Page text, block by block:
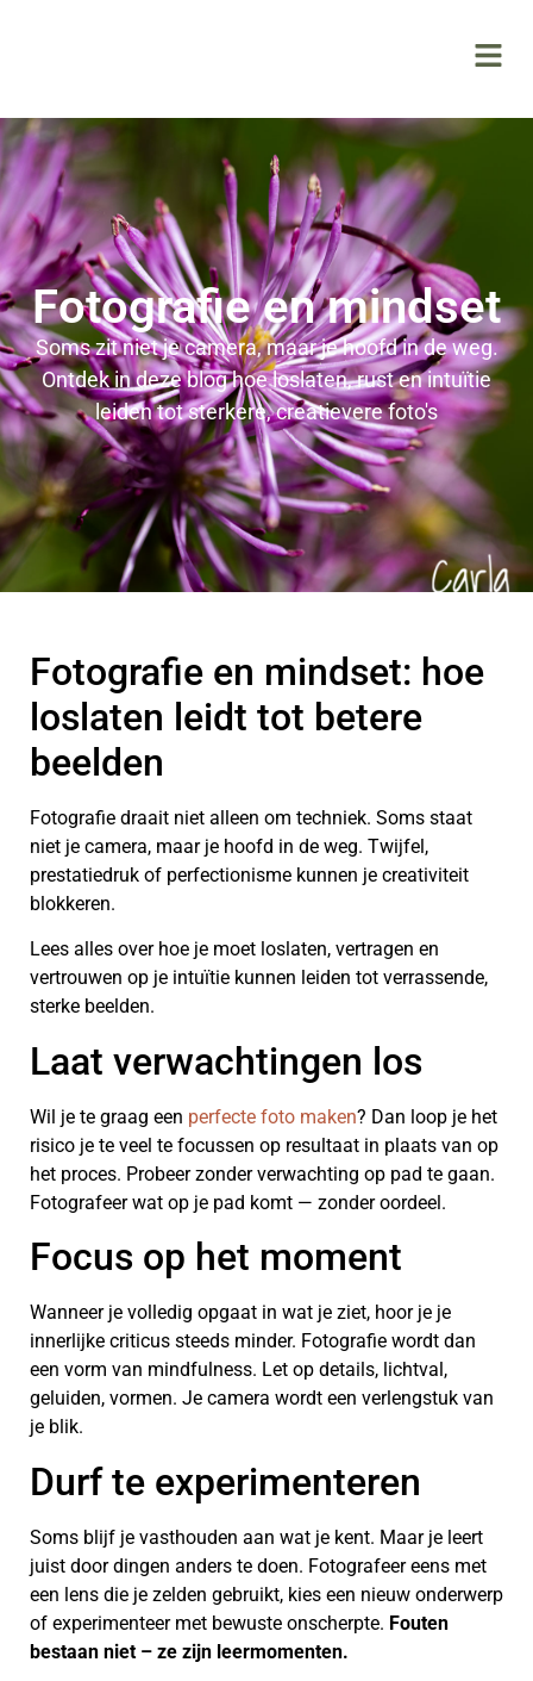
Fotografie en mindset
Soms zit niet je camera, maar je hoofd in de weg.
Ontdek in deze blog hoe loslaten, rust en intuïtie
leiden tot sterkere, creatievere foto's
Fotografie en mindset: hoe
loslaten leidt tot betere
beelden
Fotografie draait niet alleen om techniek. Soms staat
niet je camera, maar je hoofd in de weg. Twijfel,
prestatiedruk of perfectionisme kunnen je creativiteit
blokkeren.
Lees alles over hoe je moet loslaten, vertragen en
vertrouwen op je intuïtie kunnen leiden tot verrassende,
sterke beelden.
Laat verwachtingen los
Wil je te graag een perfecte foto maken? Dan loop je het
risico je te veel te focussen op resultaat in plaats van op
het proces. Probeer zonder verwachting op pad te gaan.
Fotografeer wat op je pad komt — zonder oordeel.
Focus op het moment
Wanneer je volledig opgaat in wat je ziet, hoor je je
innerlijke criticus steeds minder. Fotografie wordt dan
een vorm van mindfulness. Let op details, lichtval,
geluiden, vormen. Je camera wordt een verlengstuk van
je blik.
Durf te experimenteren
Soms blijf je vasthouden aan wat je kent. Maar je leert
juist door dingen anders te doen. Fotografeer eens met
een lens die je zelden gebruikt, kies een nieuw onderwerp
of experimenteer met bewuste onscherpte. Fouten
bestaan niet – ze zijn leermomenten.